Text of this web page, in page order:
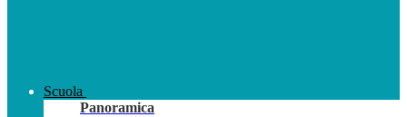
Scuola
Panoramica